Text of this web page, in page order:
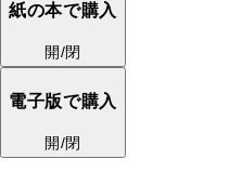
紙の本で購入
開/閉
電子版で購入
開/閉